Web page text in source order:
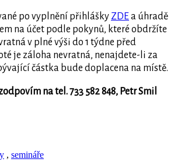
po vyplnění přihlášky ZDEa úhradě
na účet podle pokynů, které obdržíte
v plné výši do 1 týdne před
je záloha nevratná, nenajdete-li za
částka bude doplacena na místě.
na tel. 733 582 848, Petr Smil
, semináře